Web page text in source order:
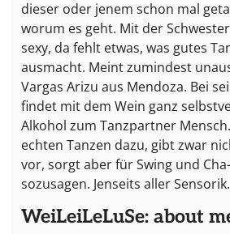
dieser oder jenem schon mal
worum es geht. Mit der
sexy, da fehlt etwas, was gutes
ausmacht. Meint zumindest
Vargas Arizu aus Mendoza. Bei
findet mit dem Wein ganz
Alkohol zum Tanzpartner
echten Tanzen dazu, gibt zwar
vor, sorgt aber für Swing und
sozusagen. Jenseits aller Sensorik.
WeiLeiLeLuSe: about